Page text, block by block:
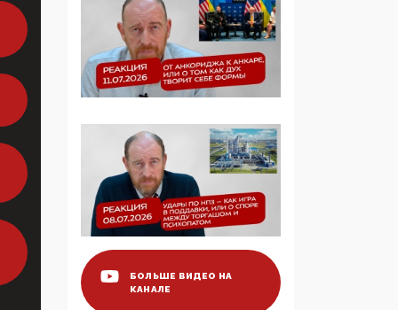
5G за счет здоровья
граждан: Минцифры
намерено отобрать у
регионов и
муниципалитетов право
защищать жилые дома
и социальные объекты
от ЭМИ
05:58, 26 Мая 2026
Роскомнадзор
освободили от борца с
деструктивным и
опасным контентом
БОЛЬШЕ ВИДЕО НА
КАНАЛЕ